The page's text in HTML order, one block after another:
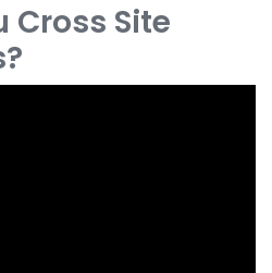
Cross Site